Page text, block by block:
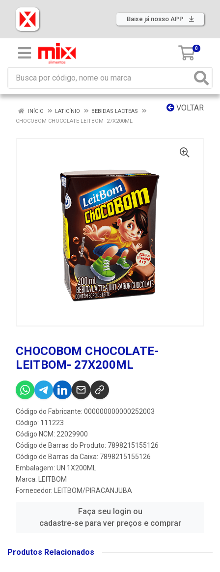
Baixe já nosso APP
0
VOLTAR
INÍCIO LATICÍNIO
BEBIDAS LACTEAS
CHOCOBOM CHOCOLATE-LEITBOM- 27X200ML
CHOCOBOM CHOCOLATE-
LEITBOM- 27X200ML
Código do Fabricante: 000000000000252003
Código: 111223
Código NCM: 22029900
Código de Barras do Produto: 7898215155126
Código de Barras da Caixa: 7898215155126
Embalagem: UN.1X200ML
Marca:
LEITBOM
Fornecedor:
LEITBOM/PIRACANJUBA
Faça seu login ou
cadastre-se para ver preços e comprar
Produtos Relacionados